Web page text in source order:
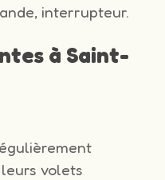
interrupteur.
à Saint-
volets